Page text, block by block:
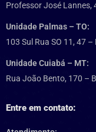
Professor José Lannes,
Unidade Palmas – TO:
103 Sul Rua SO 11, 47 –
Unidade Cuiabá – MT:
Rua João Bento, 170 –
Entre em contato: